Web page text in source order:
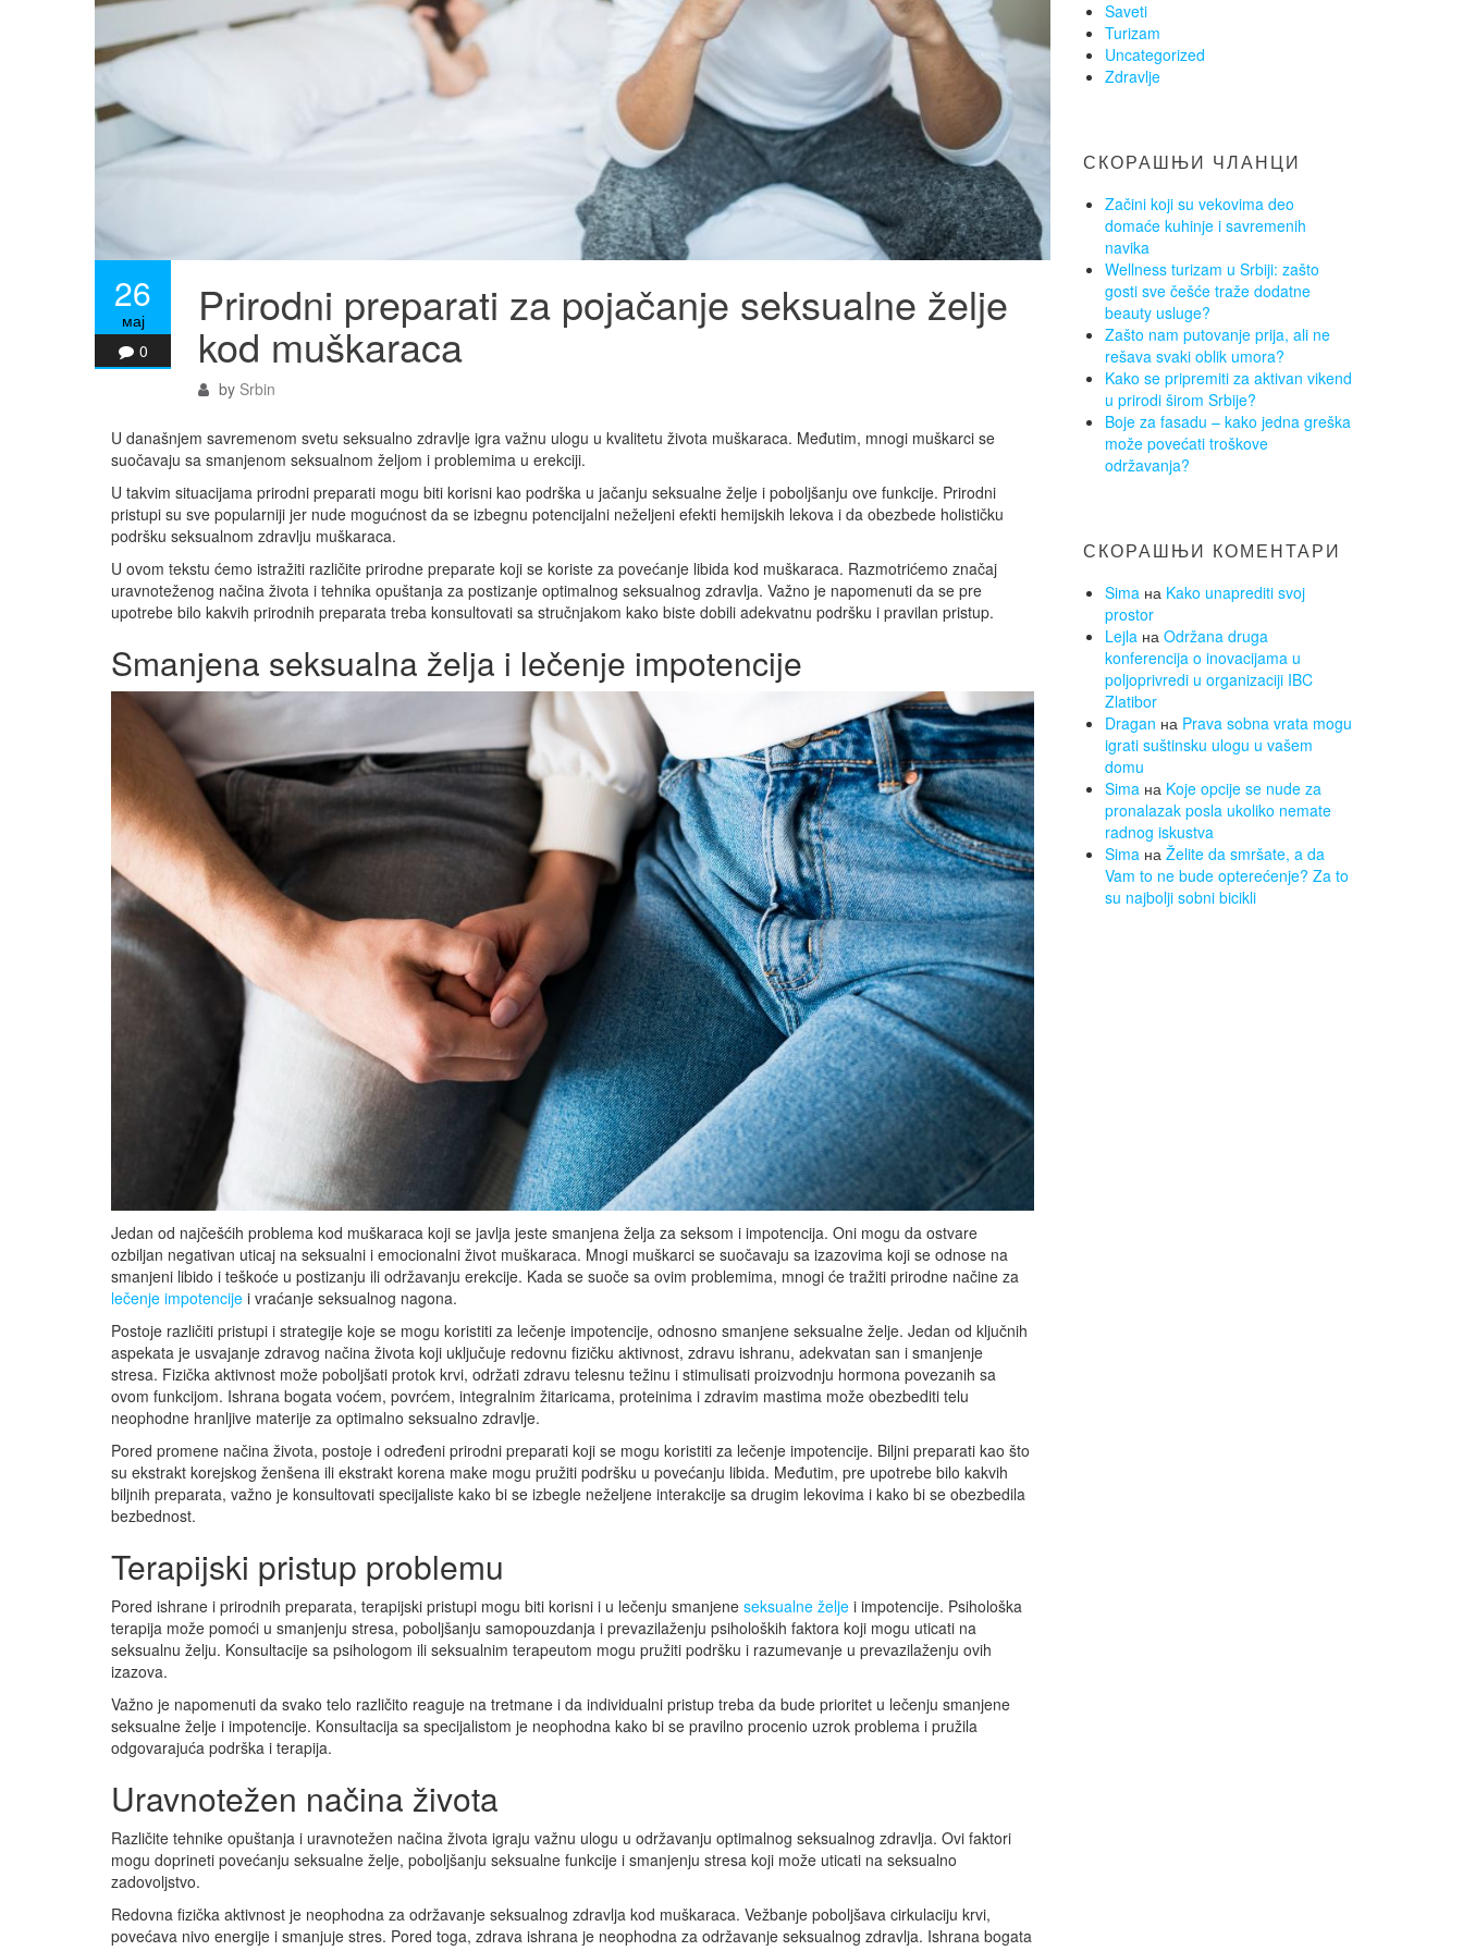
26
мај
0
Prirodni preparati za pojačanje seksualne želje
kod muškaraca
by Srbin
U današnjem savremenom svetu seksualno zdravlje igra važnu ulogu u kvalitetu života muškaraca. Međutim, mnogi muškarci se
suočavaju sa smanjenom seksualnom željom i problemima u erekciji.
U takvim situacijama prirodni preparati mogu biti korisni kao podrška u jačanju seksualne želje i poboljšanju ove funkcije. Prirodni
pristupi su sve popularniji jer nude mogućnost da se izbegnu potencijalni neželjeni efekti hemijskih lekova i da obezbede holističku
podršku seksualnom zdravlju muškaraca.
U ovom tekstu ćemo istražiti različite prirodne preparate koji se koriste za povećanje libida kod muškaraca. Razmotrićemo značaj
uravnoteženog načina života i tehnika opuštanja za postizanje optimalnog seksualnog zdravlja. Važno je napomenuti da se pre
upotrebe bilo kakvih prirodnih preparata treba konsultovati sa stručnjakom kako biste dobili adekvatnu podršku i pravilan pristup.
Smanjena seksualna želja i lečenje impotencije
Jedan od najčešćih problema kod muškaraca koji se javlja jeste smanjena želja za seksom i impotencija. Oni mogu da ostvare
ozbiljan negativan uticaj na seksualni i emocionalni život muškaraca. Mnogi muškarci se suočavaju sa izazovima koji se odnose na
smanjeni libido i teškoće u postizanju ili održavanju erekcije. Kada se suoče sa ovim problemima, mnogi će tražiti prirodne načine za
lečenje impotencije i vraćanje seksualnog nagona.
Postoje različiti pristupi i strategije koje se mogu koristiti za lečenje impotencije, odnosno smanjene seksualne želje. Jedan od ključnih
aspekata je usvajanje zdravog načina života koji uključuje redovnu fizičku aktivnost, zdravu ishranu, adekvatan san i smanjenje
stresa. Fizička aktivnost može poboljšati protok krvi, održati zdravu telesnu težinu i stimulisati proizvodnju hormona povezanih sa
ovom funkcijom. Ishrana bogata voćem, povrćem, integralnim žitaricama, proteinima i zdravim mastima može obezbediti telu
neophodne hranljive materije za optimalno seksualno zdravlje.
Pored promene načina života, postoje i određeni prirodni preparati koji se mogu koristiti za lečenje impotencije. Biljni preparati kao što
su ekstrakt korejskog ženšena ili ekstrakt korena make mogu pružiti podršku u povećanju libida. Međutim, pre upotrebe bilo kakvih
biljnih preparata, važno je konsultovati specijaliste kako bi se izbegle neželjene interakcije sa drugim lekovima i kako bi se obezbedila
bezbednost.
Terapijski pristup problemu
Pored ishrane i prirodnih preparata, terapijski pristupi mogu biti korisni i u lečenju smanjene seksualne želje i impotencije. Psihološka
terapija može pomoći u smanjenju stresa, poboljšanju samopouzdanja i prevazilaženju psiholoških faktora koji mogu uticati na
seksualnu želju. Konsultacije sa psihologom ili seksualnim terapeutom mogu pružiti podršku i razumevanje u prevazilaženju ovih
izazova.
Važno je napomenuti da svako telo različito reaguje na tretmane i da individualni pristup treba da bude prioritet u lečenju smanjene
seksualne želje i impotencije. Konsultacija sa specijalistom je neophodna kako bi se pravilno procenio uzrok problema i pružila
odgovarajuća podrška i terapija.
Uravnotežen načina života
Različite tehnike opuštanja i uravnotežen načina života igraju važnu ulogu u održavanju optimalnog seksualnog zdravlja. Ovi faktori
mogu doprineti povećanju seksualne želje, poboljšanju seksualne funkcije i smanjenju stresa koji može uticati na seksualno
zadovoljstvo.
Redovna fizička aktivnost je neophodna za održavanje seksualnog zdravlja kod muškaraca. Vežbanje poboljšava cirkulaciju krvi,
povećava nivo energije i smanjuje stres. Pored toga, zdrava ishrana je neophodna za održavanje seksualnog zdravlja. Ishrana bogata
Saveti
Turizam
Uncategorized
Zdravlje
СКОРАШЊИ ЧЛАНЦИ
Začini koji su vekovima deo
domaće kuhinje i savremenih
navika
Wellness turizam u Srbiji: zašto
gosti sve češće traže dodatne
beauty usluge?
Zašto nam putovanje prija, ali ne
rešava svaki oblik umora?
Kako se pripremiti za aktivan vikend
u prirodi širom Srbije?
Boje za fasadu – kako jedna greška
može povećati troškove
održavanja?
СКОРАШЊИ КОМЕНТАРИ
Simaна Kako unaprediti svoj
prostor
Lejlaна Održana druga
konferencija o inovacijama u
poljoprivredi u organizaciji IBC
Zlatibor
Dragan на Prava sobna vrata mogu
igrati suštinsku ulogu u vašem
domu
Simaна Koje opcije se nude za
pronalazak posla ukoliko nemate
radnog iskustva
Simaна Želite da smršate, a da
Vam to ne bude opterećenje? Za to
su najbolji sobni bicikli